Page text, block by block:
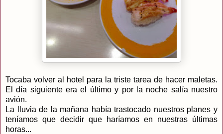
Tocaba volver al hotel para la triste tarea de hacer maletas.
El día siguiente era el último y por la noche salía nuestro
avión.
La lluvia de la mañana había trastocado nuestros planes y
teníamos que decidir que haríamos en nuestras últimas
horas...